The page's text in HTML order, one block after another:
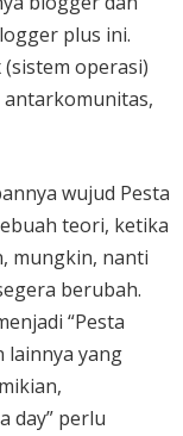
plus ini.
operasi)
antarkomunitas,
wujud Pesta
teori, ketika
mungkin, nanti
berubah.
“Pesta
lainnya yang
day” perlu